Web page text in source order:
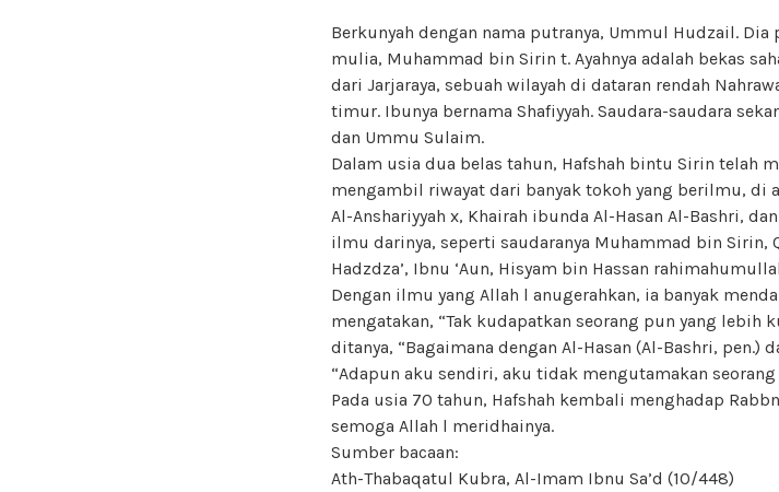
Berkunyah dengan nama putranya, Ummul Hudzail.
mulia, Muhammad bin Sirin t. Ayahnya adalah bekas
dari Jarjaraya, sebuah wilayah di dataran rendah
timur. Ibunya bernama Shafiyyah. Saudara-saudara
dan Ummu Sulaim.
Dalam usia dua belas tahun, Hafshah bintu Sirin telah
mengambil riwayat dari banyak tokoh yang berilmu, di
Al-Anshariyyah x, Khairah ibunda Al-Hasan Al-Bashri,
ilmu darinya, seperti saudaranya Muhammad bin Sirin,
Hadzdza’, Ibnu ‘Aun, Hisyam bin Hassan
Dengan ilmu yang Allah l anugerahkan, ia banyak
mengatakan, “Tak kudapatkan seorang pun yang lebih
ditanya, “Bagaimana dengan Al-Hasan (Al-Bashri, pen.)
“Adapun aku sendiri, aku tidak mengutamakan seorang
Pada usia 70 tahun, Hafshah kembali menghadap
semoga Allah l meridhainya.
Sumber bacaan:
Ath-Thabaqatul Kubra, Al-Imam Ibnu Sa’d (10/448)